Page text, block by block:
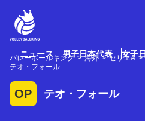
ニュース 男子日本代表 女子
バレーボールキング 海外 セリエA
テオ・フォール
OP テオ・フォール